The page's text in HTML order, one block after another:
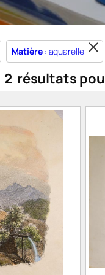
Matière: aquarelle
2 résultats